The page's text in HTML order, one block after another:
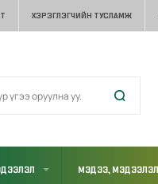
ХЭРЭГЛЭГЧИЙН ТУСЛАМЖ
МЭДЭЭ, МЭДЭЭЛЭЛ